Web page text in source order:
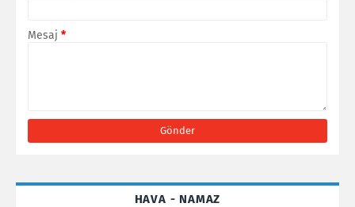
Mesaj *
HAVA - NAMAZ